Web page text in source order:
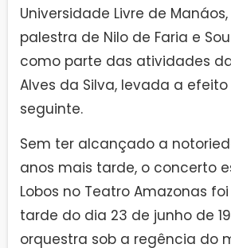
Universidade Livre de
palestra de Nilo de Faria e
como parte das atividades
Alves da Silva, levada a
seguinte.
Sem ter alcançado a
anos mais tarde, o concerto
Lobos no Teatro Amazonas
tarde do dia 23 de junho de
orquestra sob a regência do